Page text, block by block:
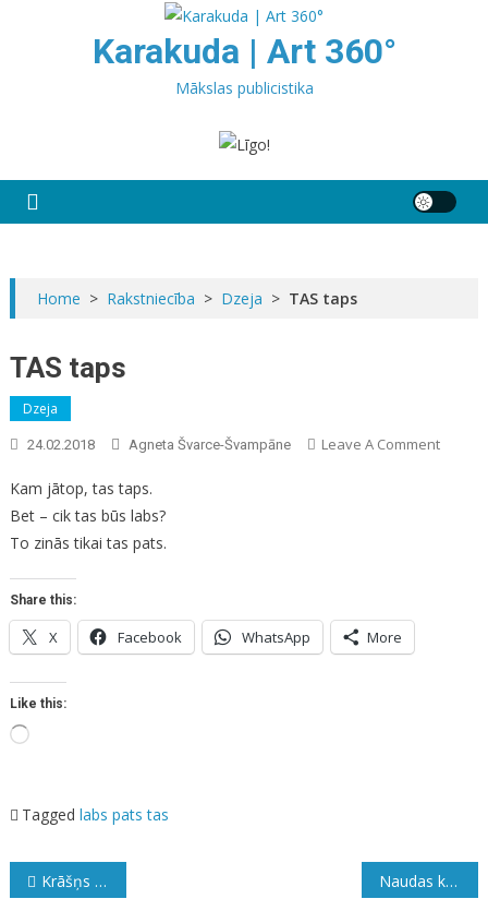
Karakuda | Art 360°
Mākslas publicistika
Home > Rakstniecība > Dzeja > TAS taps
TAS taps
Dzeja
24.02.2018 Agneta Švarce-Švampāne Leave A CommentOn
Kam jātop, tas taps.
Bet – cik tas būs labs?
To zinās tikai tas pats.
Share this:
X Facebook WhatsApp More
Like this:
Loading…
Tagged labs pats tas
Ziņu
Krāšņs zieds Naudas kāre